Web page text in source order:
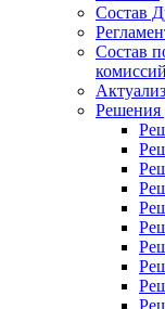
Состав
Состав
комиссий